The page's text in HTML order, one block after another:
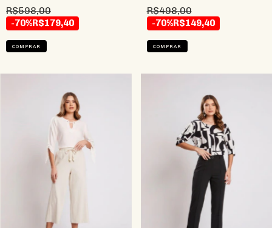
R$598,00
-70%R$179,40
COMPRAR
R$498,00
-70%R$149,40
COMPRAR